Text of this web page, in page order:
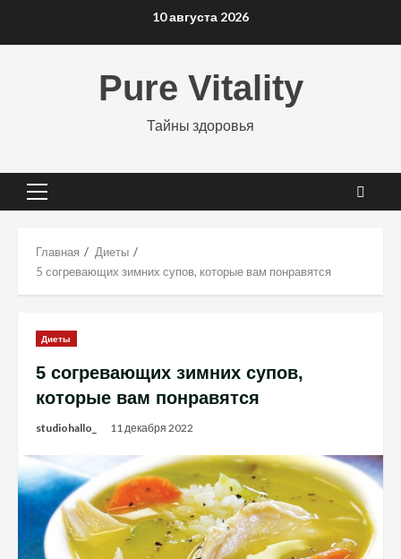
10 августа 2026
Pure Vitality
Тайны здоровья
Основное
Главная
Диеты
5 согревающих зимних супов, которые вам понравятся
Диеты
5 согревающих зимних супов,
которые вам понравятся
studiohallo_ 11 декабря 2022